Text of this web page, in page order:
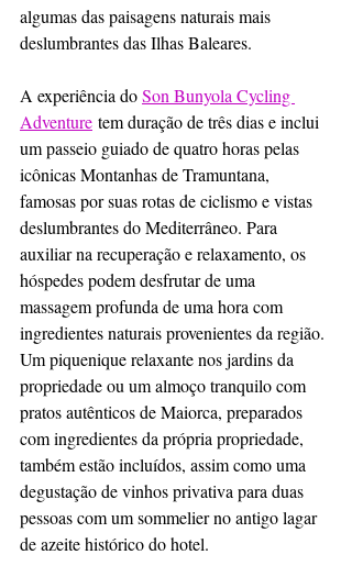
algumas das paisagens naturais mais
deslumbrantes das Ilhas Baleares.
A experiência do Son Bunyola Cycling
Adventure tem duração de três dias e inclui
um passeio guiado de quatro horas pelas
icônicas Montanhas de Tramuntana,
famosas por suas rotas de ciclismo e vistas
deslumbrantes do Mediterrâneo. Para
auxiliar na recuperação e relaxamento, os
hóspedes podem desfrutar de uma
massagem profunda de uma hora com
ingredientes naturais provenientes da região.
Um piquenique relaxante nos jardins da
propriedade ou um almoço tranquilo com
pratos autênticos de Maiorca, preparados
com ingredientes da própria propriedade,
também estão incluídos, assim como uma
degustação de vinhos privativa para duas
pessoas com um sommelier no antigo lagar
de azeite histórico do hotel.